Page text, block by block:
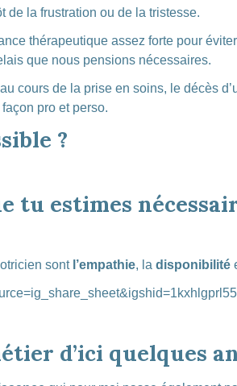
de la frustration ou de la tristesse.
thérapeutique assez forte pour
que nous pensions nécessaires.
cours de la prise en soins, le décès
pro et perso.
?
tu estimes
sont l’empathie, la disponibilité
d’ici quelques